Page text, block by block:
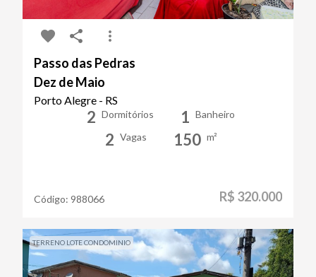
Passo das Pedras
Dez de Maio
Porto Alegre - RS
2 Dormitórios 1 Banheiro
2 Vagas 150 m²
Código: 988066 R$ 320.000
TERRENO LOTE CONDOMINIO